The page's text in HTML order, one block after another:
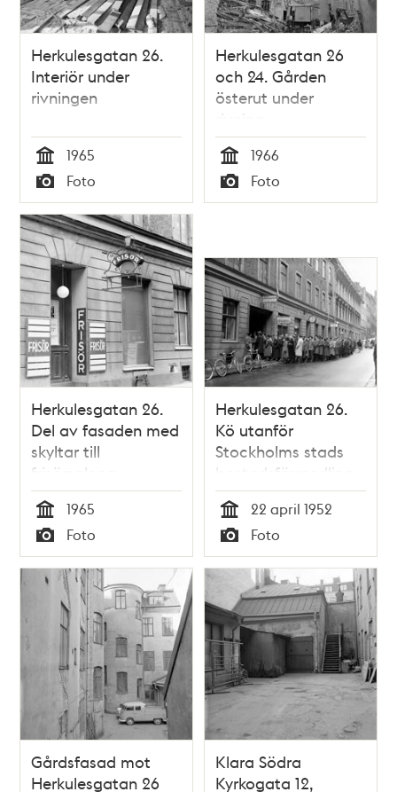
Herkulesgatan 26.
Interiör under
rivningen
Tid
1965
Typ
Foto
Herkulesgatan 26
och 24. Gården
österut under
rivning
Tid
1966
Typ
Foto
Herkulesgatan 26.
Del av fasaden med
skyltar till
frisörsalong
Tid
1965
Typ
Foto
Herkulesgatan 26.
Kö utanför
Stockholms stads
bostadsförmedling
Tid
22 april 1952
Typ
Foto
Gårdsfasad mot
Herkulesgatan 26
Klara Södra
Kyrkogata 12,